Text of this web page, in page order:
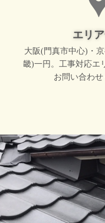
エリ
大阪(門真市中心)・
畿)一円。工事対応エ
お問い合わせ